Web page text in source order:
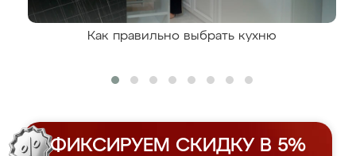
Как правильно выбрать кухню
ФИКСИРУЕМ СКИДКУ В 5%